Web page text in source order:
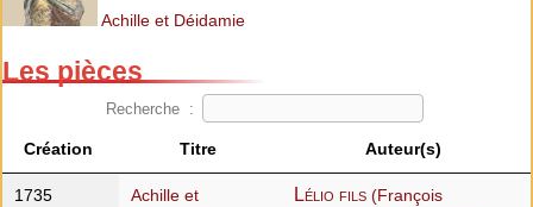
Achille et Déidamie
Les pièces
Recherche :
Création Titre Auteur(s)
1735
Achille et
Lélio fils(François